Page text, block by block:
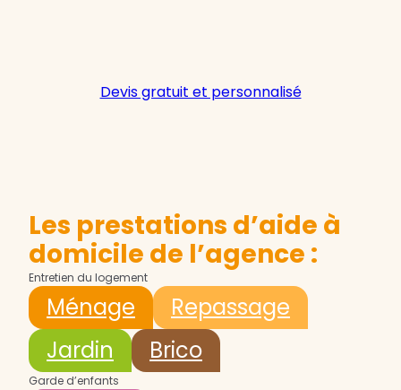
Devis gratuit et personnalisé
Les prestations d’aide à
domicile de l’agence :
Entretien du logement
Ménage
Repassage
Jardin
Brico
Garde d’enfants